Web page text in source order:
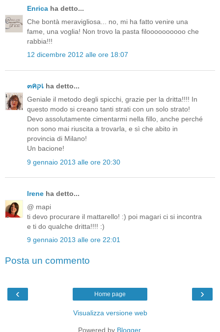
Enrica ha detto...
Che bontà meravigliosa... no, mi ha fatto venire una
fame, una voglia! Non trovo la pasta filoooooooooo che
rabbia!!!
12 dicembre 2012 alle ore 18:07
๓คקเ ha detto...
Geniale il metodo degli spicchi, grazie per la dritta!!!! In
questo modo si creano tanti strati con un solo strato!
Devo assolutamente cimentarmi nella fillo, anche perché
non sono mai riuscita a trovarla, e sì che abito in
provincia di Milano!
Un bacione!
9 gennaio 2013 alle ore 20:30
Irene ha detto...
@ mapi
ti devo procurare il mattarello! :) poi magari ci si incontra
e ti do qualche dritta!!!! :)
9 gennaio 2013 alle ore 22:01
Posta un commento
‹ ›
Home page
Visualizza versione web
Powered by Blogger.